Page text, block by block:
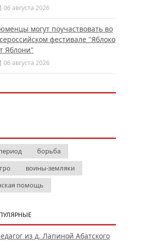
06 августа 2026
могут поучаствовать во
фестивале "Яблоко
Яблони"
06 августа 2026
борьба
воины-земляки
помощь
из д. Лапиной Абатского